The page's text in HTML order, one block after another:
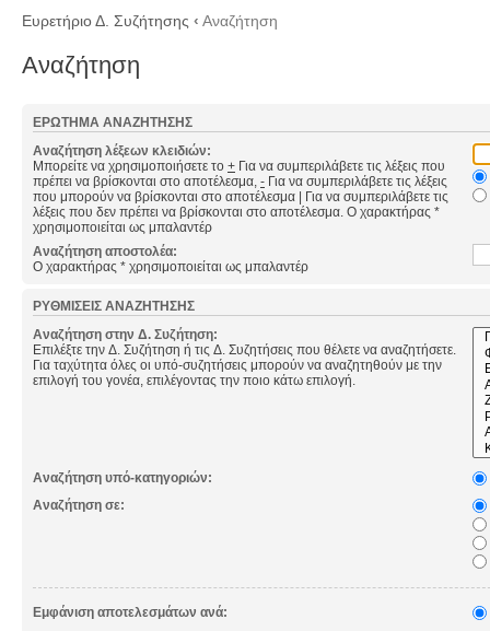
Ευρετήριο Δ. Συζήτησης ‹ Αναζήτηση
Αναζήτηση
ΕΡΏΤΗΜΑ ΑΝΑΖΉΤΗΣΗΣ
Αναζήτηση λέξεων κλειδιών:
Μπορείτε να χρησιμοποιήσετε το + Για να συμπεριλάβετε τις λέξεις που
πρέπει να βρίσκονται στο αποτέλεσμα, - Για να συμπεριλάβετε τις λέξεις
που μπορούν να βρίσκονται στο αποτέλεσμα | Για να συμπεριλάβετε τις
λέξεις που δεν πρέπει να βρίσκονται στο αποτέλεσμα. Ο χαρακτήρας *
χρησιμοποιείται ως μπαλαντέρ
Αναζήτηση αποστολέα:
Ο χαρακτήρας * χρησιμοποιείται ως μπαλαντέρ
ΡΥΘΜΊΣΕΙΣ ΑΝΑΖΉΤΗΣΗΣ
Αναζήτηση στην Δ. Συζήτηση:
Επιλέξτε την Δ. Συζήτηση ή τις Δ. Συζητήσεις που θέλετε να αναζητήσετε.
Για ταχύτητα όλες οι υπό-συζητήσεις μπορούν να αναζητηθούν με την
επιλογή του γονέα, επιλέγοντας την ποιο κάτω επιλογή.
Αναζήτηση υπό-κατηγοριών:
Αναζήτηση σε:
Εμφάνιση αποτελεσμάτων ανά: